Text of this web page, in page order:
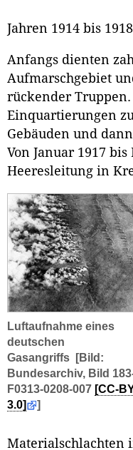
Jahren 1914 bis
Anfangs dienten
Aufmarschgebiet
rückender Truppen.
Einquartierungen
Gebäuden und
Von Januar 1917
Heeresleitung in
Luftaufnahme eines
deutschen
Gasangriffs
[Bild:
Bundesarchiv, Bild
F0313-0208-007 [CC-
3.0]
]
Materialschlachten